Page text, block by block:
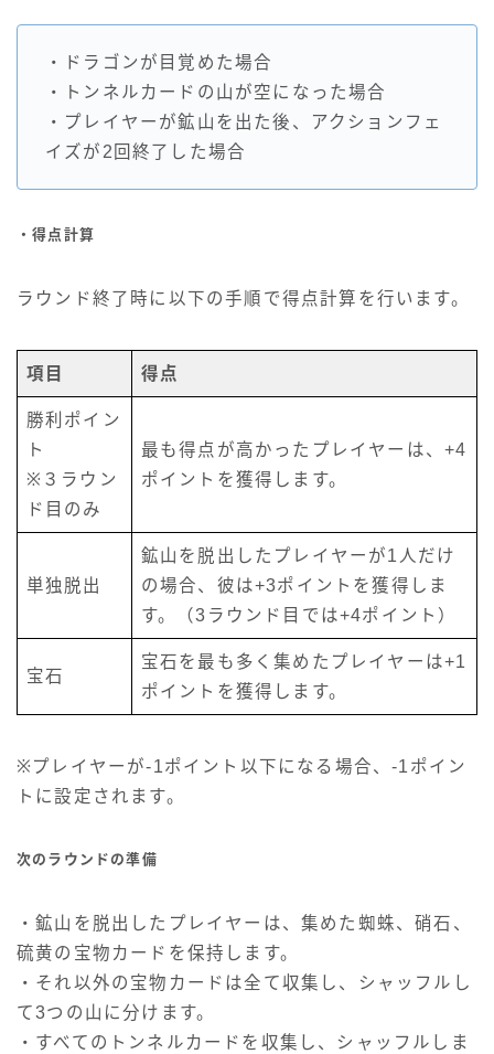
・ドラゴンが目覚めた場合
・トンネルカードの山が空になった場合
・プレイヤーが鉱山を出た後、アクションフェ
イズが2回終了した場合
・得点計算
ラウンド終了時に以下の手順で得点計算を行います。
項目 得点
勝利ポイン
ト
※３ラウン
ド目のみ
最も得点が高かったプレイヤーは、+4
ポイントを獲得します。
単独脱出
鉱山を脱出したプレイヤーが1人だけ
の場合、彼は+3ポイントを獲得しま
す。（3ラウンド目では+4ポイント）
宝石
宝石を最も多く集めたプレイヤーは+1
ポイントを獲得します。
※プレイヤーが-1ポイント以下になる場合、-1ポイン
トに設定されます。
次のラウンドの準備
・鉱山を脱出したプレイヤーは、集めた蜘蛛、硝石、
硫黄の宝物カードを保持します。
・それ以外の宝物カードは全て収集し、シャッフルし
て3つの山に分けます。
・すべてのトンネルカードを収集し、シャッフルしま